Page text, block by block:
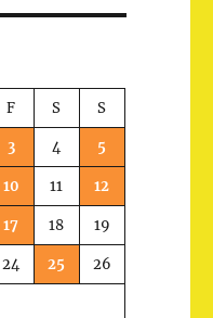
F S S
3 4 5
10 11 12
17 18 19
24 25 26